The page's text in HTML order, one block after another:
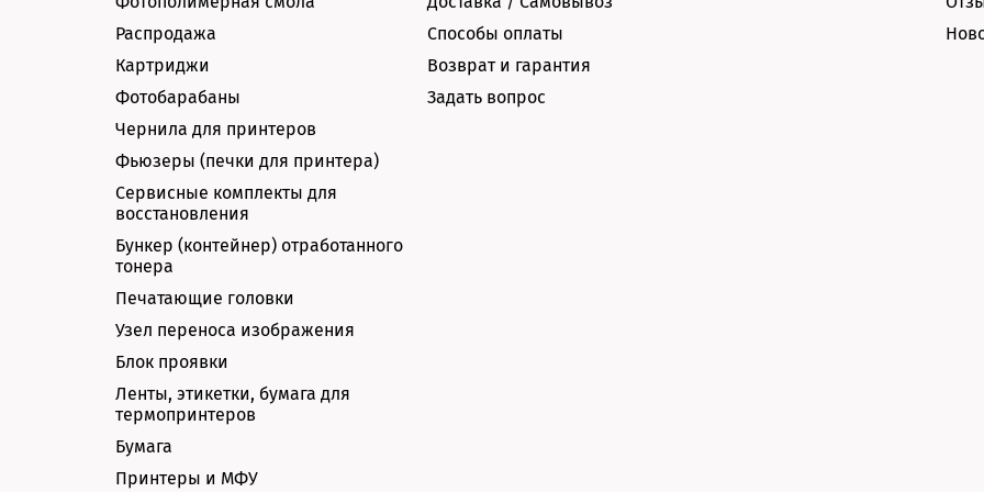
Распродажа
Картриджи
Фотобарабаны
Чернила для принтеров
Фьюзеры (печки для принтера)
Сервисные комплекты для
восстановления
Бункер (контейнер) отработанного
тонера
Печатающие головки
Узел переноса изображения
Блок проявки
Ленты, этикетки, бумага для
термопринтеров
Бумага
Принтеры и МФУ
Способы оплаты
Возврат и гарантия
Задать вопрос